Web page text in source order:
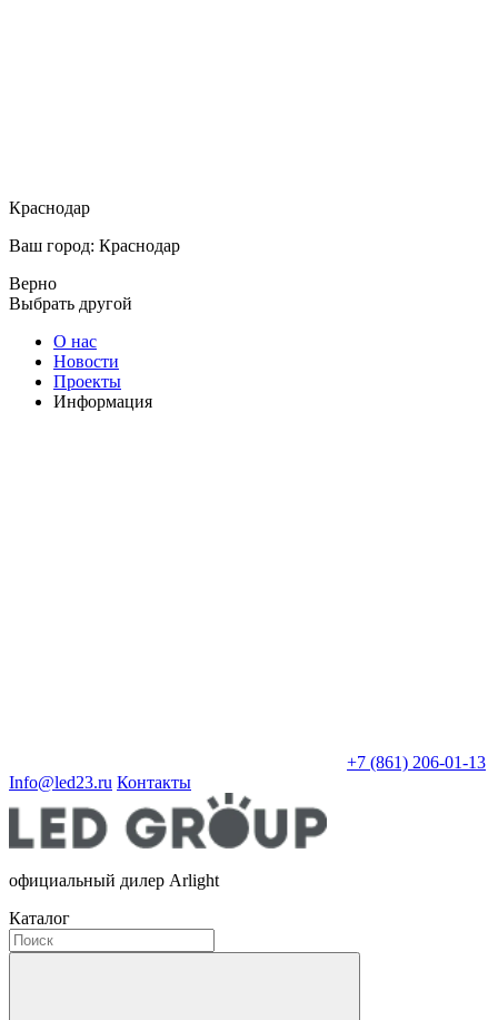
Краснодар
Ваш город: Краснодар
Верно
Выбрать другой
О нас
Новости
Проекты
Информация
+7 (861) 206-01-13
Info@led23.ru Контакты
официальный дилер Arlight
Каталог